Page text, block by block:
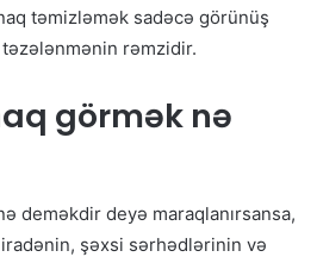
təmizləmək sadəcə görünüş
rəmzidir.
görmək nə
deməkdir deyə maraqlanırsansa,
şəxsi sərhədlərinin və